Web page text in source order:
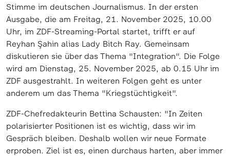
Stimme im deutschen Journalismus. In der ersten
Ausgabe, die am Freitag, 21. November 2025, 10.00
Uhr, im ZDF-Streaming-Portal startet, trifft er auf
Reyhan Şahin alias Lady Bitch Ray. Gemeinsam
diskutieren sie über das Thema "Integration". Die Folge
wird am Dienstag, 25. November 2025, ab 0.15 Uhr im
ZDF ausgestrahlt. In weiteren Folgen geht es unter
anderem um das Thema "Kriegstüchtigkeit".
ZDF-Chefredakteurin Bettina Schausten: "In Zeiten
polarisierter Positionen ist es wichtig, dass wir im
Gespräch bleiben. Deshalb wollen wir neue Formate
erproben. Ziel ist es, einen durchaus harten, aber immer